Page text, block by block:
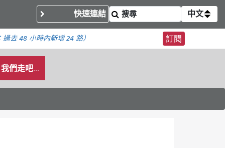
快速連結 中文
過去 48 小時內新增 24 路） 訂閱
我們走吧...